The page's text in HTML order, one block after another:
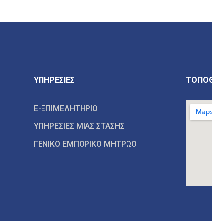
ΥΠΗΡΕΣΙΕΣ
E-ΕΠΙΜΕΛΗΤΗΡΙΟ
ΥΠΗΡΕΣΙΕΣ ΜΙΑΣ ΣΤΑΣΗΣ
ΓΕΝΙΚΟ ΕΜΠΟΡΙΚΟ ΜΗΤΡΩΟ